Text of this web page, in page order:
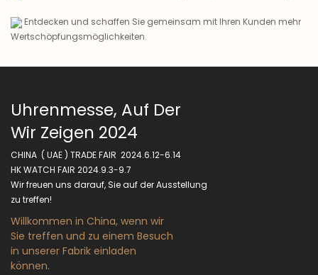
Entdecken und schaffen Sie gemeinsam mit Ihren Kunden mehr
Wertschöpfungsmöglichkeiten.
Uhrenmesse, Auf Der
Wir Zeigen 2024
CHINA ( UAE ) TRADE FAIR 2024.6.12-6.14
HK WATCH FAIR 2024.9.3-9.7
Wir freuen uns darauf, Sie auf der Ausstellung
zu treffen!
Willkommen in China, wenn wir
Sie treffen und zu einem Besuch
in unserer Fabrik einladen
können.